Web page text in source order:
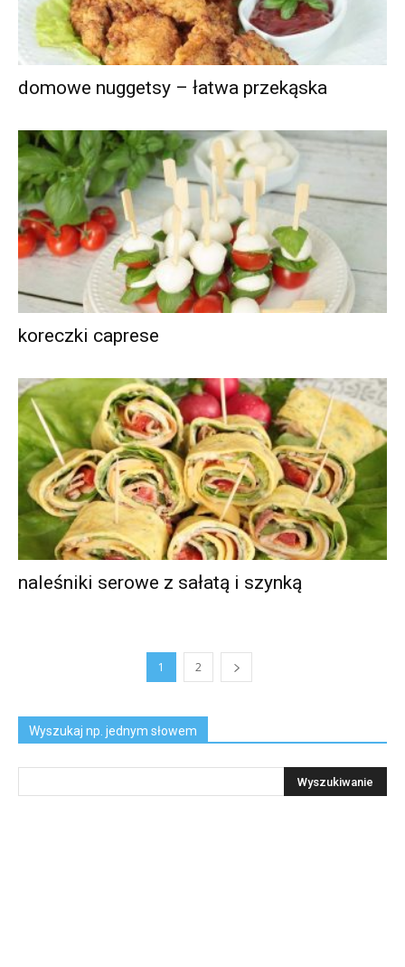
domowe nuggetsy – łatwa przekąska
koreczki caprese
naleśniki serowe z sałatą i szynką
1 2
Wyszukaj np. jednym słowem